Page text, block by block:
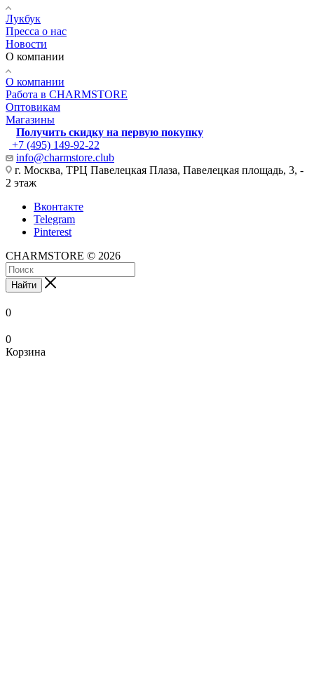
Лукбук
Пресса о нас
Новости
О компании
О компании
Работа в CHARMSTORE
Оптовикам
Магазины
Получить скидку на первую покупку
+7 (495) 149-92-22
info@charmstore.club
г. Москва, ТРЦ Павелецкая Плаза, Павелецкая площадь, 3, -
2 этаж
Вконтакте
Telegram
Pinterest
CHARMSTORE © 2026
Найти
0
0
Корзина